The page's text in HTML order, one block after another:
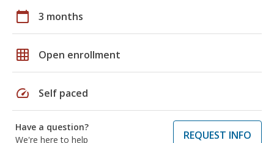
calendar_today 3 months
grid_on Open enrollment
speed Self paced
Have a question?
We're here to help
REQUEST INFO